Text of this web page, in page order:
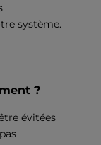
système.
?
évitées